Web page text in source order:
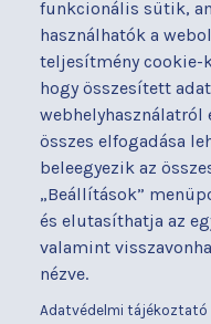
funkcionális sütik,
használhatók a
teljesítmény cookie-
hogy összesített
webhelyhasználatról
összes elfogadása
beleegyezik az
„Beállítások”
és elutasíthatja az
valamint
nézve.
Adatvédelmi tájékoztató
a Semmelweis
Kapcsolat
Akadálymentesítési
nyilatkozat
Alapítványaink
Betegjogi képviselő
Címek és
Diagnosztika
Események